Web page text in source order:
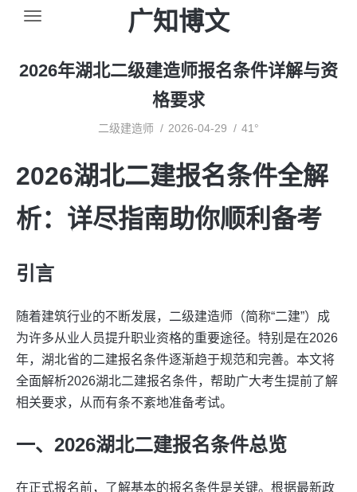
广知博文
2026年湖北二级建造师报名条件详解与资
格要求
二级建造师 2026-04-29 41°
2026湖北二建报名条件全解
析：详尽指南助你顺利备考
引言
随着建筑行业的不断发展，二级建造师（简称“二建”）成
为许多从业人员提升职业资格的重要途径。特别是在2026
年，湖北省的二建报名条件逐渐趋于规范和完善。本文将
全面解析2026湖北二建报名条件，帮助广大考生提前了解
相关要求，从而有条不紊地准备考试。
一、2026湖北二建报名条件总览
在正式报名前，了解基本的报名条件是关键。根据最新政